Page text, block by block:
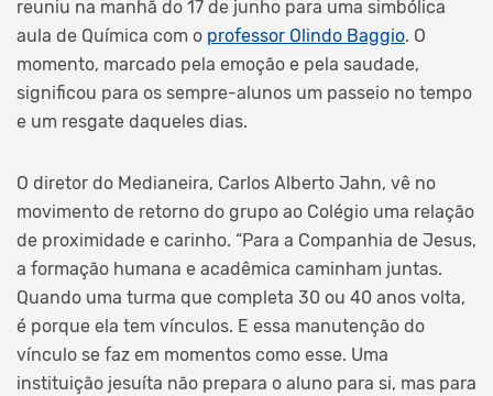
reuniu na manhã do 17 de junho para uma simbólica
aula de Química com o professor Olindo Baggio. O
momento, marcado pela emoção e pela saudade,
significou para os sempre-alunos um passeio no tempo
e um resgate daqueles dias.
O diretor do Medianeira, Carlos Alberto Jahn, vê no
movimento de retorno do grupo ao Colégio uma relação
de proximidade e carinho. “Para a Companhia de Jesus,
a formação humana e acadêmica caminham juntas.
Quando uma turma que completa 30 ou 40 anos volta,
é porque ela tem vínculos. E essa manutenção do
vínculo se faz em momentos como esse. Uma
instituição jesuíta não prepara o aluno para si, mas para